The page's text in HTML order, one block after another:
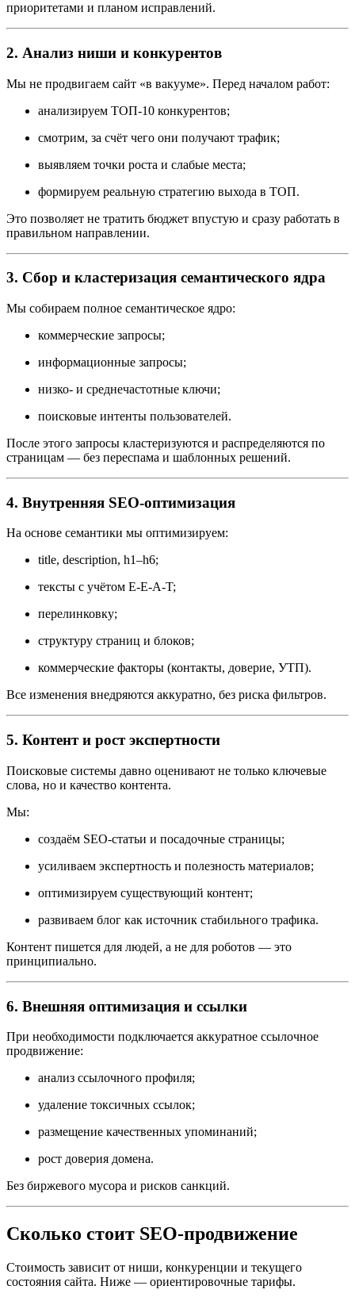
приоритетами и планом исправлений.
2. Анализ ниши и конкурентов
Мы не продвигаем сайт «в вакууме». Перед началом работ:
анализируем ТОП-10 конкурентов;
смотрим, за счёт чего они получают трафик;
выявляем точки роста и слабые места;
формируем реальную стратегию выхода в ТОП.
Это позволяет не тратить бюджет впустую и сразу работать в
правильном направлении.
3. Сбор и кластеризация семантического ядра
Мы собираем полное семантическое ядро:
коммерческие запросы;
информационные запросы;
низко- и среднечастотные ключи;
поисковые интенты пользователей.
После этого запросы кластеризуются и распределяются по
страницам — без переспама и шаблонных решений.
4. Внутренняя SEO-оптимизация
На основе семантики мы оптимизируем:
title, description, h1–h6;
тексты с учётом E-E-A-T;
перелинковку;
структуру страниц и блоков;
коммерческие факторы (контакты, доверие, УТП).
Все изменения внедряются аккуратно, без риска фильтров.
5. Контент и рост экспертности
Поисковые системы давно оценивают не только ключевые
слова, но и качество контента.
Мы:
создаём SEO-статьи и посадочные страницы;
усиливаем экспертность и полезность материалов;
оптимизируем существующий контент;
развиваем блог как источник стабильного трафика.
Контент пишется для людей, а не для роботов — это
принципиально.
6. Внешняя оптимизация и ссылки
При необходимости подключается аккуратное ссылочное
продвижение:
анализ ссылочного профиля;
удаление токсичных ссылок;
размещение качественных упоминаний;
рост доверия домена.
Без биржевого мусора и рисков санкций.
Сколько стоит SEO-продвижение
Стоимость зависит от ниши, конкуренции и текущего
состояния сайта. Ниже — ориентировочные тарифы.